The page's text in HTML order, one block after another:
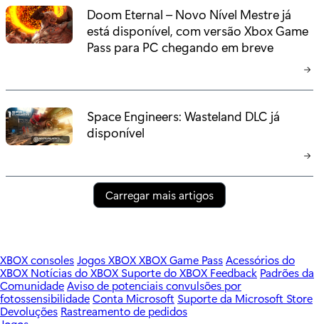
Doom Eternal – Novo Nível Mestre já
está disponível, com versão Xbox Game
Pass para PC chegando em breve
Space Engineers: Wasteland DLC já
disponível
Carregar mais artigos
XBOX consolesJogos XBOXXBOX Game PassAcessórios do
XBOX Notícias do XBOX Suporte do XBOX Feedback Padrões da
ComunidadeAviso de potenciais convulsões por
fotossensibilidadeConta Microsoft Suporte da Microsoft Store
Devoluções Rastreamento de pedidos